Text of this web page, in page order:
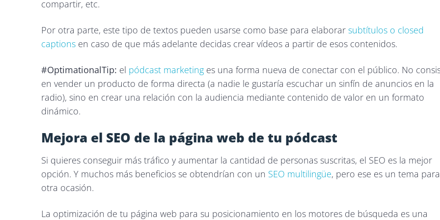
compartir, etc.
Por otra parte, este tipo de textos pueden usarse como base para elaborar subtítulos o closed
captions en caso de que más adelante decidas crear vídeos a partir de esos contenidos.
#OptimationalTip: el pódcast marketing es una forma nueva de conectar con el público. No
en vender un producto de forma directa (a nadie le gustaría escuchar un sinfín de anuncios en la
radio), sino en crear una relación con la audiencia mediante contenido de valor en un formato
dinámico.
Mejora el SEO de la página web de tu pódcast
Si quieres conseguir más tráfico y aumentar la cantidad de personas suscritas, el SEO es la mejor
opción. Y muchos más beneficios se obtendrían con un SEO multilingüe, pero ese es un tema para
otra ocasión.
La optimización de tu página web para su posicionamiento en los motores de búsqueda es una